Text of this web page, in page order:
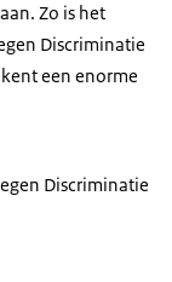
Zo is het
Discriminatie
een enorme
Discriminatie